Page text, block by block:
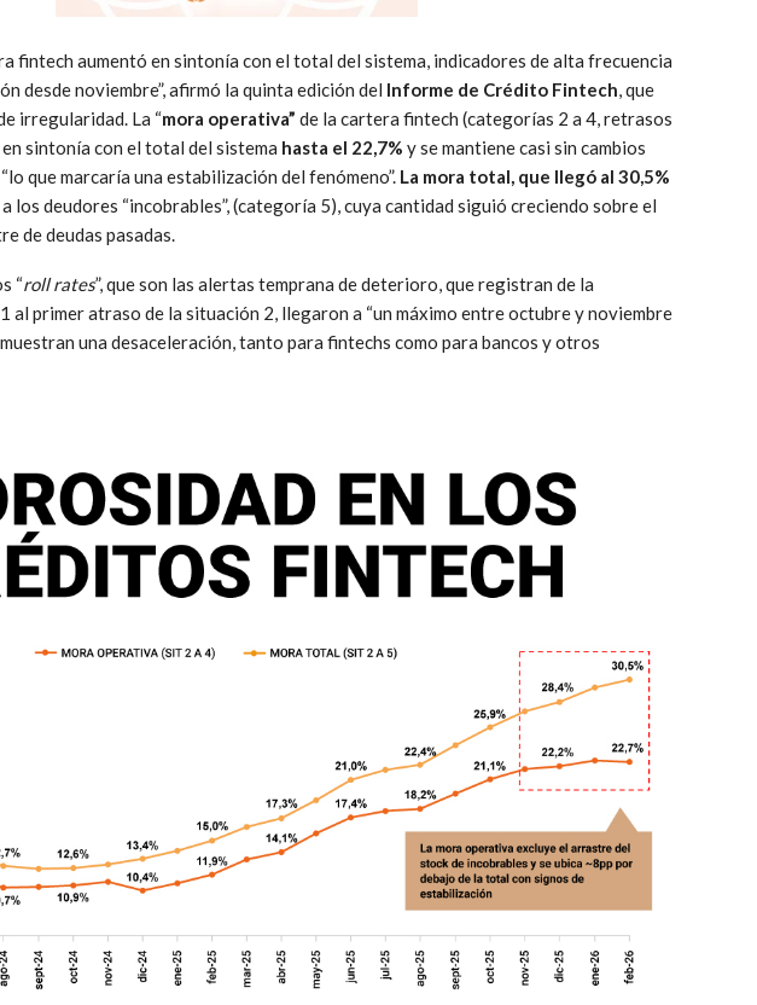
fintech aumentó en sintonía con el total del sistema, indicadores de alta frecuencia
desde noviembre”, afirmó la quinta edición del Informe de Crédito Fintech, que
irregularidad. La “mora operativa” de la cartera fintech (categorías 2 a 4, retrasos
sintonía con el total del sistema hasta el 22,7% y se mantiene casi sin cambios
que marcaría una estabilización del fenómeno”. La mora total, que llegó al 30,5%
los deudores “incobrables”, (categoría 5), cuya cantidad siguió creciendo sobre el
de deudas pasadas.
“roll rates”, que son las alertas temprana de deterioro, que registran de la
al primer atraso de la situación 2, llegaron a “un máximo entre octubre y noviembre
una desaceleración, tanto para fintechs como para bancos y otros